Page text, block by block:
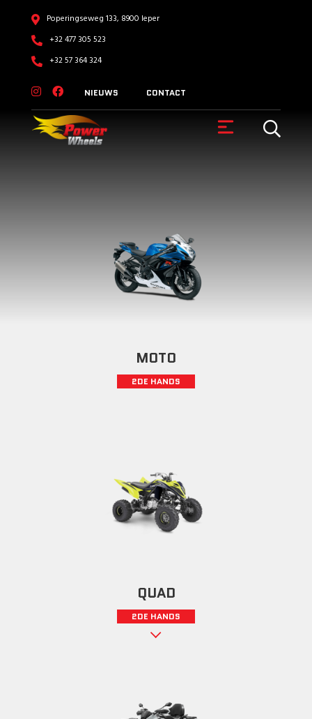
Poperingseweg 133, 8900 Ieper
+32 477 305 523
+32 57 364 324
NIEUWS CONTACT
MOTO
2DE HANDS
QUAD
2DE HANDS